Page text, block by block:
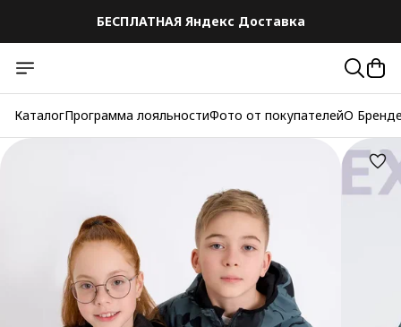
БЕСПЛАТНАЯ Яндекс Доставка
КаталогПрограмма лояльностиФото от покупателейО